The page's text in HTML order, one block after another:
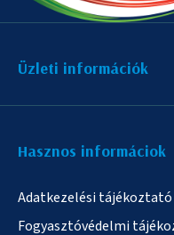
Üzleti információk
Hasznos informáciok
Adatkezelési tájékoztató
Fogyasztóvédelmi